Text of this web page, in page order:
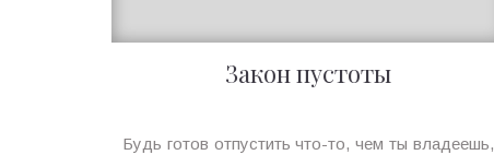
Закон пустоты
Ирина
Будь готов отпустить что-то, чем ты владеешь,